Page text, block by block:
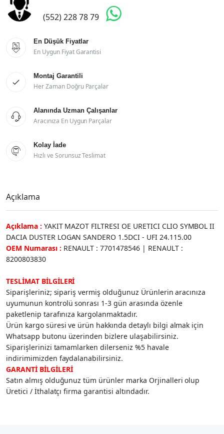
(552) 228 78 79 

En Düşük Fiyatlar
En Uygun Fiyat Garantisi

Montaj Garantili
Her Zaman Doğru Parçalar

Alanında Uzman Çalışanlar
Aracınıza En Uygun Parçalar

Kolay İade
Hızlı ve Sorunsuz Teslimat
Açıklama
Açıklama : YAKIT MAZOT FILTRESI OE URETICI CLIO SYMBOL II
DACIA DUSTER LOGAN SANDERO 1.5DCI - UFI 24.115.00
OEM Numarası : RENAULT : 7701478546 | RENAULT :
8200803830
TESLİMAT BİLGİLERİ
Siparişleriniz; sipariş vermiş olduğunuz Ürünlerin aracınıza
uyumunun kontrolü sonrası 1-3 gün arasında özenle
paketlenip tarafınıza kargolanmaktadır.
Ürün kargo süresi ve ürün hakkında detaylı bilgi almak için
Whatsapp butonu üzerinden bizlere ulaşabilirsiniz.
Siparişlerinizi tamamlarken dilerseniz %5 havale
indirimimizden faydalanabilirsiniz.
GARANTİ BİLGİLERİ
Satın almış olduğunuz tüm ürünler marka Orjinalleri olup
Üretici / İthalatçı firma garantisi altındadır.